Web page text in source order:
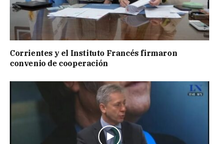
Corrientes y el Instituto Francés firmaron
convenio de cooperación